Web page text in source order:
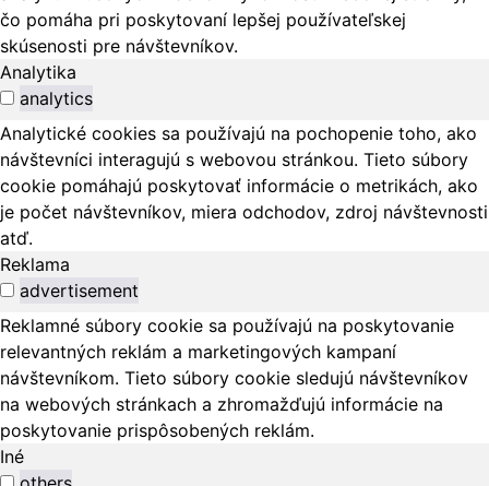
čo pomáha pri poskytovaní lepšej používateľskej
skúsenosti pre návštevníkov.
Analytika
analytics
Analytické cookies sa používajú na pochopenie toho, ako
návštevníci interagujú s webovou stránkou. Tieto súbory
cookie pomáhajú poskytovať informácie o metrikách, ako
je počet návštevníkov, miera odchodov, zdroj návštevnosti
atď.
Reklama
advertisement
Reklamné súbory cookie sa používajú na poskytovanie
relevantných reklám a marketingových kampaní
návštevníkom. Tieto súbory cookie sledujú návštevníkov
na webových stránkach a zhromažďujú informácie na
poskytovanie prispôsobených reklám.
Iné